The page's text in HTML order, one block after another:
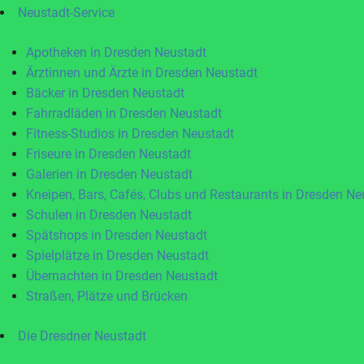
Neustadt-Service
Apotheken in Dresden Neustadt
Ärztinnen und Ärzte in Dresden Neustadt
Bäcker in Dresden Neustadt
Fahrradläden in Dresden Neustadt
Fitness-Studios in Dresden Neustadt
Friseure in Dresden Neustadt
Galerien in Dresden Neustadt
Kneipen, Bars, Cafés, Clubs und Restaurants in Dresden
Schulen in Dresden Neustadt
Spätshops in Dresden Neustadt
Spielplätze in Dresden Neustadt
Übernachten in Dresden Neustadt
Straßen, Plätze und Brücken
Die Dresdner Neustadt